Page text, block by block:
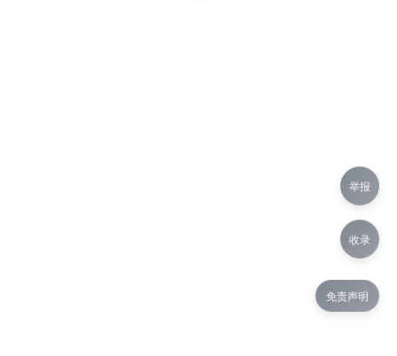
免责声明
举报
收录